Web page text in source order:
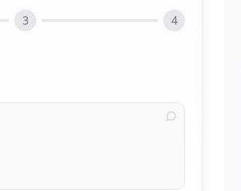
3 4